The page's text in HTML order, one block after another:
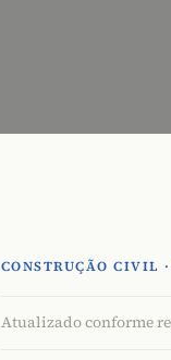
CONSTRUÇÃO CIVIL
Atualizado conforme